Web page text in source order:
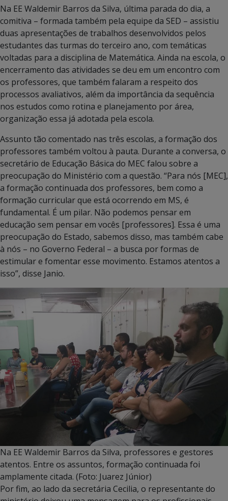
Na EE Waldemir Barros da Silva, última parada do dia, a
comitiva – formada também pela equipe da SED – assistiu
duas apresentações de trabalhos desenvolvidos pelos
estudantes das turmas do terceiro ano, com temáticas
voltadas para a disciplina de Matemática. Ainda na escola, o
encerramento das atividades se deu em um encontro com
os professores, que também falaram a respeito dos
processos avaliativos, além da importância da sequência
nos estudos como rotina e planejamento por área,
organização essa já adotada pela escola.
Assunto tão comentado nas três escolas, a formação dos
professores também voltou à pauta. Durante a conversa, o
secretário de Educação Básica do MEC falou sobre a
preocupação do Ministério com a questão. “Para nós [MEC],
a formação continuada dos professores, bem como a
formação curricular que está ocorrendo em MS, é
fundamental. É um pilar. Não podemos pensar em
educação sem pensar em vocês [professores]. Essa é uma
preocupação do Estado, sabemos disso, mas também cabe
à nós – no Governo Federal – a busca por formas de
estimular e fomentar esse movimento. Estamos atentos a
isso”, disse Janio.
Na EE Waldemir Barros da Silva, professores e gestores
atentos. Entre os assuntos, formação continuada foi
amplamente citada. (Foto: Juarez Júnior)
Por fim, ao lado da secretária Cecilia, o representante do